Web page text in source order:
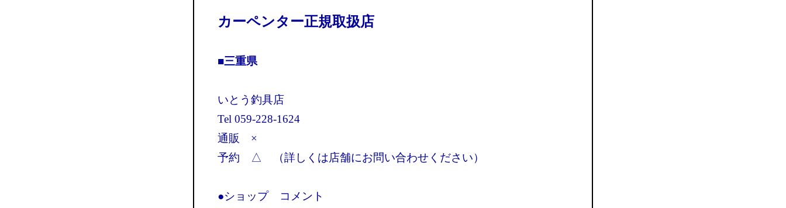
カーペンター正規取扱店
■三重県
いとう釣具店
Tel 059-228-1624
通販 ×
予約 △ （詳しくは店舗にお問い合わせください）
●ショップ コメント